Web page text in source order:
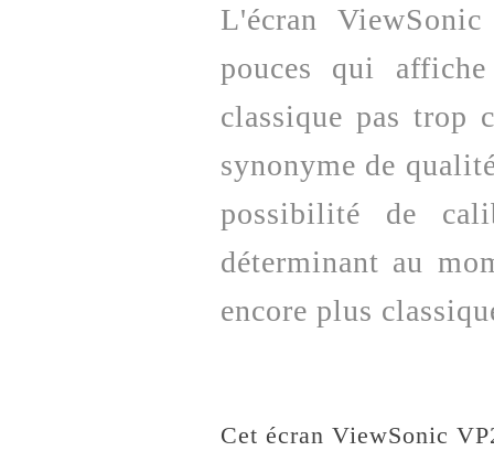
L'écran
pouces qui
classique pas trop
synonyme de
possibilité de
déterminant au
encore plus
Cet écran ViewSonic